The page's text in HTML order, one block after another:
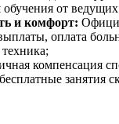
обучения от
и комфорт:
оплата
компенсация
занятия